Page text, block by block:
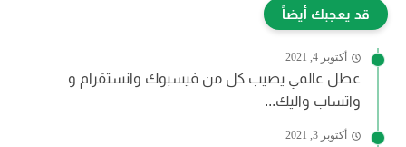
قد يعجبك أيضاً
أكتوبر 4, 2021
عطل عالمي يصيب كل من فيسبوك وانستقرام و
واتساب واليك...
أكتوبر 3, 2021